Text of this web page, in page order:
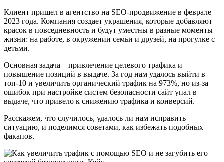
Клиент пришел в агентство на SEO-продвижение в феврале
2023 года. Компания создает украшения, которые добавляют
красок в повседневность и будут уместны в разные моменты
жизни: на работе, в окружении семьи и друзей, на прогулке с
детьми.
Основная задача – привлечение целевого трафика и
повышение позиций в выдаче. За год нам удалось выйти в
топ-10 и увеличить органический трафик на 973%, но из-за
ошибок при настройке систем безопасности сайт упал в
выдаче, что привело к снижению трафика и конверсий.
Расскажем, что случилось, удалось ли нам исправить
ситуацию, и поделимся советами, как избежать подобных
факапов.